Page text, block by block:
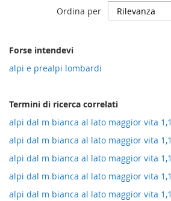
Ordina per
Forse intendevi
alpi e prealpi lombardi
Termini di ricerca correlati
alpi dal m bianca al lato maggior vita
alpi dal m bianca al lato maggior vita
alpi dal m bianca al lato maggior vita
alpi dal m bianca al lato maggior vita
alpi dal m bianca al lato maggior vita